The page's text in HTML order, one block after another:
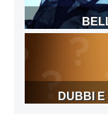
DUBBI